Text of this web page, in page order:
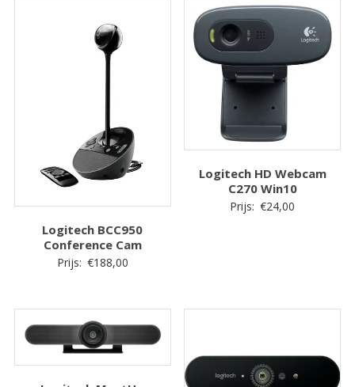
Logitech BCC950
Conference Cam
Prijs: €188,00
Logitech HD Webcam
C270 Win10
Prijs: €24,00